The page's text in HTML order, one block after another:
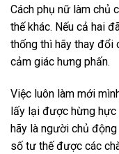
Cách phụ nữ làm chủ
thế khác. Nếu cả hai
thống thì hãy thay đổi
cảm giác hưng phấn.
Việc luôn làm mới
lấy lại được hừng hực
hãy là người chủ
số tư thế được các